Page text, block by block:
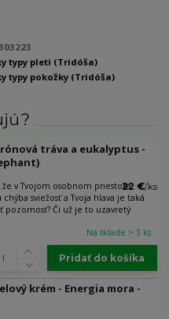
typy pleti (Tridóša)
typy pokožky (Tridóša)
tráva a eukalyptus -
v Tvojom osobnom priestore
sviežosť a Tvoja hlava je taká
pozornosť? Či už je to uzavretý
22 €/ks
Na sklade > 3 ks
Pridať do košíka
krém - Energia mora -